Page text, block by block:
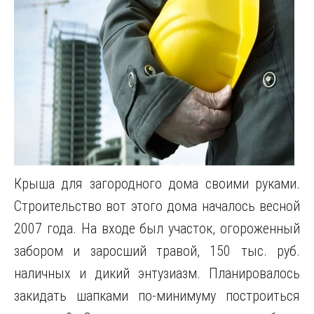
Крыша для загородного дома своими руками.
Строительство вот этого дома началось весной
2007 года. На входе был участок, огороженный
забором и заросший травой, 150 тыс. руб.
наличных и дикий энтузиазм. Планировалось
закидать шапками по-минимуму построиться